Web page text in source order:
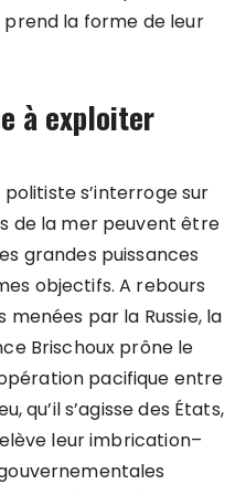
prend la forme de leur
à exploiter
s’interroge sur
de la mer peuvent être
grandes puissances
objectifs. A rebours
par la Russie, la
Brischoux prône le
pacifique entre
qu’il s’agisse des États,
leur imbrication–